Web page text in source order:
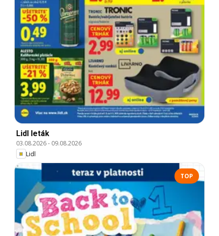
Lidl leták
03.08.2026- 09.08.2026
Lidl
TOP